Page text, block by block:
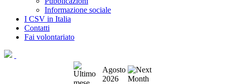
Informazione sociale
I CSV in Italia
Contatti
Fai volontariato
Agosto
2026